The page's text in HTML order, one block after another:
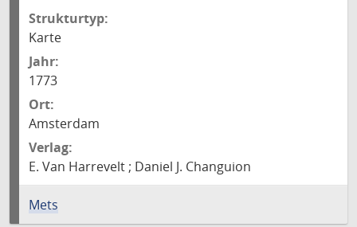
Strukturtyp:
Karte
Jahr:
1773
Ort:
Amsterdam
Verlag:
E. Van Harrevelt ; Daniel J. Changuion
Mets